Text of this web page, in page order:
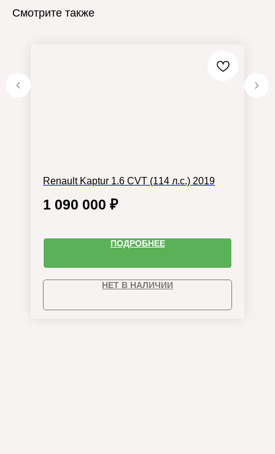
Смотрите также
Renault Kaptur 1.6 CVT (114 л.с.) 2019
1 090 000 ₽
ПОДРОБНЕЕ
НЕТ В НАЛИЧИИ